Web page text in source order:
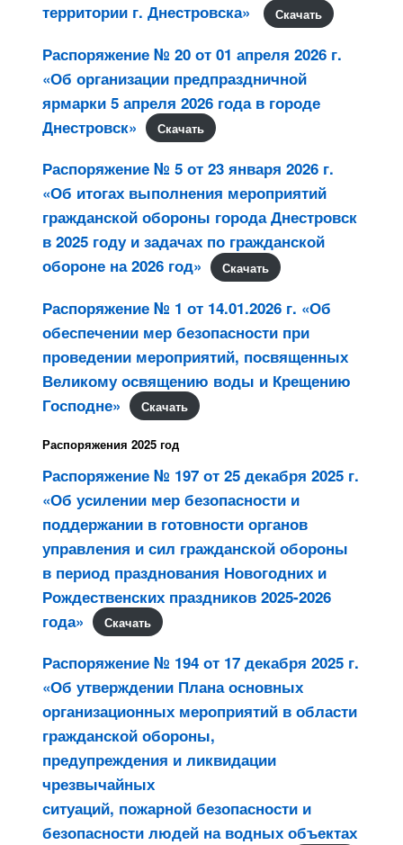
территории г. Днестровска»
Скачать
Распоряжение № 20 от 01 апреля 2026 г.
«Об организации предпраздничной
ярмарки 5 апреля 2026 года в городе
Днестровск»
Скачать
Распоряжение № 5 от 23 января 2026 г.
«Об итогах выполнения мероприятий
гражданской обороны города Днестровск
в 2025 году и задачах по гражданской
обороне на 2026 год»
Скачать
Распоряжение № 1 от 14.01.2026 г. «Об
обеспечении мер безопасности при
проведении мероприятий, посвященных
Великому освящению воды и Крещению
Господне»
Скачать
Распоряжения 2025 год
Распоряжение № 197 от 25 декабря 2025 г.
«Об усилении мер безопасности и
поддержании в готовности органов
управления и сил гражданской обороны
в период празднования Новогодних и
Рождественских праздников 2025-2026
года»
Скачать
Распоряжение № 194 от 17 декабря 2025 г.
«Об утверждении Плана основных
организационных мероприятий в области
гражданской обороны,
предупреждения и ликвидации
чрезвычайных
ситуаций, пожарной безопасности и
безопасности людей на водных объектах